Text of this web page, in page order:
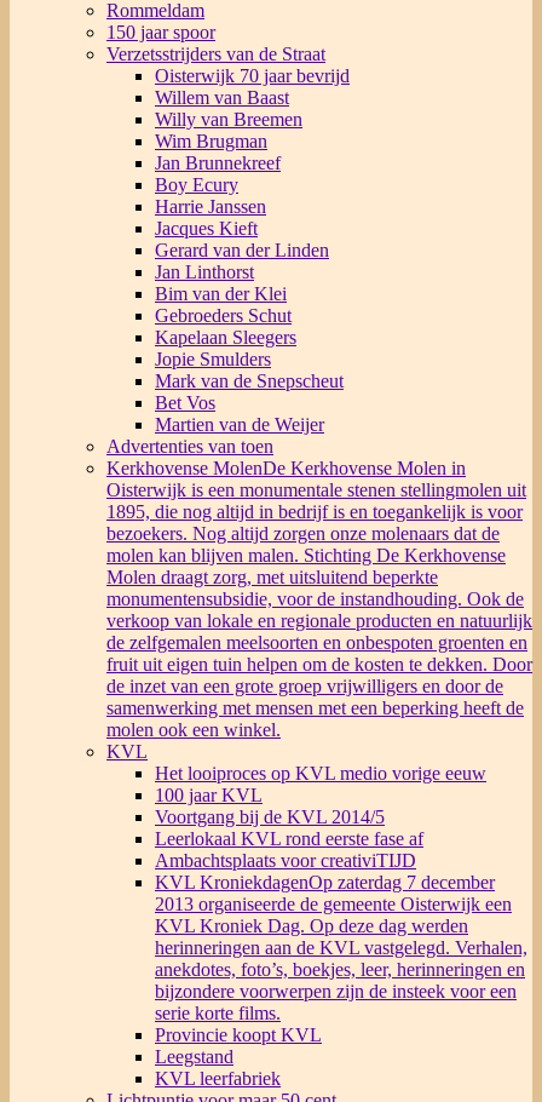
Rommeldam
150 jaar spoor
Verzetsstrijders van de Straat
Oisterwijk 70 jaar bevrijd
Willem van Baast
Willy van Breemen
Wim Brugman
Jan Brunnekreef
Boy Ecury
Harrie Janssen
Jacques Kieft
Gerard van der Linden
Jan Linthorst
Bim van der Klei
Gebroeders Schut
Kapelaan Sleegers
Jopie Smulders
Mark van de Snepscheut
Bet Vos
Martien van de Weijer
Advertenties van toen
Kerkhovense MolenDe Kerkhovense Molen in
Oisterwijk is een monumentale stenen stellingmolen uit
1895, die nog altijd in bedrijf is en toegankelijk is voor
bezoekers. Nog altijd zorgen onze molenaars dat de
molen kan blijven malen. Stichting De Kerkhovense
Molen draagt zorg, met uitsluitend beperkte
monumentensubsidie, voor de instandhouding. Ook de
verkoop van lokale en regionale producten en natuurlijk
de zelfgemalen meelsoorten en onbespoten groenten en
fruit uit eigen tuin helpen om de kosten te dekken. Door
de inzet van een grote groep vrijwilligers en door de
samenwerking met mensen met een beperking heeft de
molen ook een winkel.
KVL
Het looiproces op KVL medio vorige eeuw
100 jaar KVL
Voortgang bij de KVL 2014/5
Leerlokaal KVL rond eerste fase af
Ambachtsplaats voor creativiTIJD
KVL KroniekdagenOp zaterdag 7 december
2013 organiseerde de gemeente Oisterwijk een
KVL Kroniek Dag. Op deze dag werden
herinneringen aan de KVL vastgelegd. Verhalen,
anekdotes, foto’s, boekjes, leer, herinneringen en
bijzondere voorwerpen zijn de insteek voor een
serie korte films.
Provincie koopt KVL
Leegstand
KVL leerfabriek